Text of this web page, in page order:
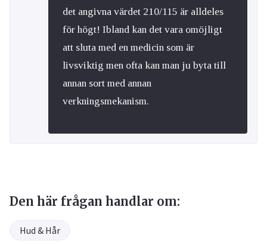
det angivna värdet 210/115 är alldeles
för högt! Ibland kan det vara omöjligt
att sluta med en medicin som är
livsviktig men ofta kan man ju byta till
annan sort med annan
verkningsmekanism.
Den här frågan handlar om:
Hud & Hår